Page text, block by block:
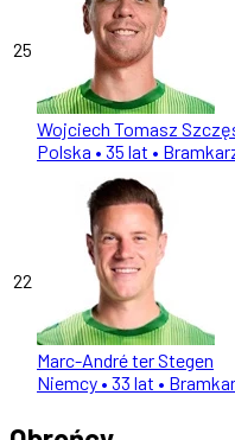
25
Wojciech Tomasz
Polska • 35 lat •
22
Marc-André ter Stegen
Niemcy • 33 lat •